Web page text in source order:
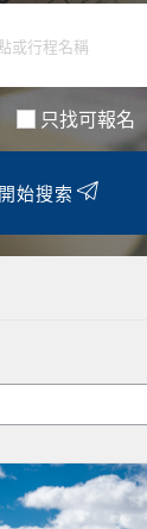
只找可報名
開始搜索